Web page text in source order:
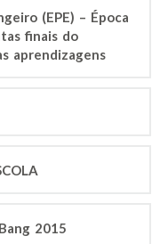
(EPE) – Época
finais do
aprendizagens
2015